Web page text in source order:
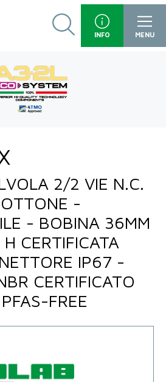
INFO MENU
2/2 VIE N.C.
-
- BOBINA 36MM
CERTIFICATA
IP67 -
CERTIFICATO
FREE